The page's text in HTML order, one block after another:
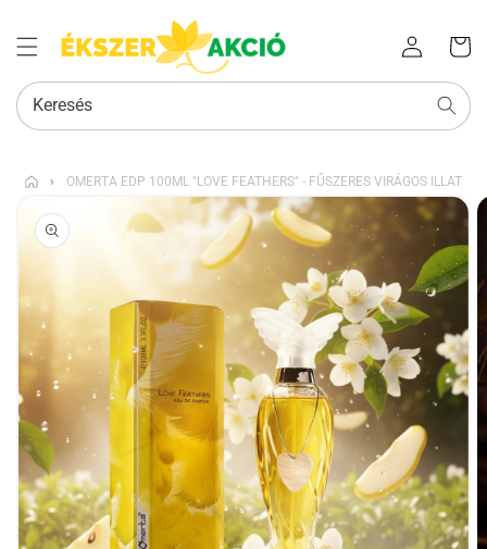
Bejelentkezés
kosara
Keresés
› OMERTA EDP 100ML "LOVE FEATHERS" - FŰSZERES VIRÁGOS ILLAT
UGRÁS A
TERMÉKADATOKRA